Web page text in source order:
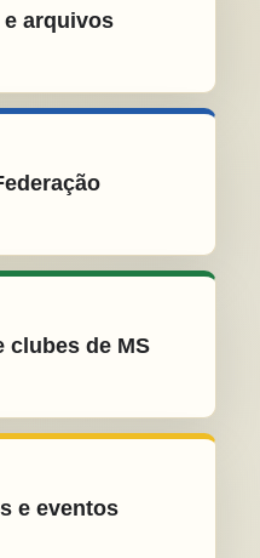
arquivos
clubes de MS
e eventos